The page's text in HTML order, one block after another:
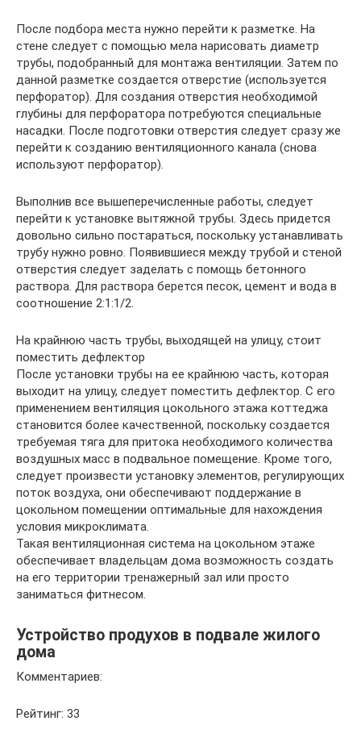
После подбора места нужно перейти к разметке. На
стене следует с помощью мела нарисовать диаметр
трубы, подобранный для монтажа вентиляции. Затем по
данной разметке создается отверстие (используется
перфоратор). Для создания отверстия необходимой
глубины для перфоратора потребуются специальные
насадки. После подготовки отверстия следует сразу же
перейти к созданию вентиляционного канала (снова
используют перфоратор).
Выполнив все вышеперечисленные работы, следует
перейти к установке вытяжной трубы. Здесь придется
довольно сильно постараться, поскольку устанавливать
трубу нужно ровно. Появившиеся между трубой и стеной
отверстия следует заделать с помощь бетонного
раствора. Для раствора берется песок, цемент и вода в
соотношение 2:1:1/2.
На крайнюю часть трубы, выходящей на улицу, стоит
поместить дефлектор
После установки трубы на ее крайнюю часть, которая
выходит на улицу, следует поместить дефлектор. С его
применением вентиляция цокольного этажа коттеджа
становится более качественной, поскольку создается
требуемая тяга для притока необходимого количества
воздушных масс в подвальное помещение. Кроме того,
следует произвести установку элементов, регулирующих
поток воздуха, они обеспечивают поддержание в
цокольном помещении оптимальные для нахождения
условия микроклимата.
Такая вентиляционная система на цокольном этаже
обеспечивает владельцам дома возможность создать
на его территории тренажерный зал или просто
заниматься фитнесом.
Устройство продухов в подвале жилого
дома
Комментариев:
Рейтинг: 33